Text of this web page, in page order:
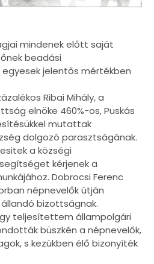
mindenek előtt saját
beadási
jelentős mértékben
Ribai Mihály, a
elnöke 460%-os, Puskás
mutattak
dolgozó parasztságának.
a községi
kérjenek a
Dobrocsi Ferenc
népnevelők útján
bizottságnak.
teljesítettem állampolgári
büszkén a népnevelők,
s kezükben élő bizonyíték